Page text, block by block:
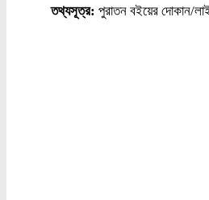
তথ্যসূত্র: পুরাতন বইয়ের দোকান/